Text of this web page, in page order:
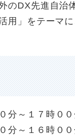
DX先進自治
用」をテーマ
～１７時００
１６時００